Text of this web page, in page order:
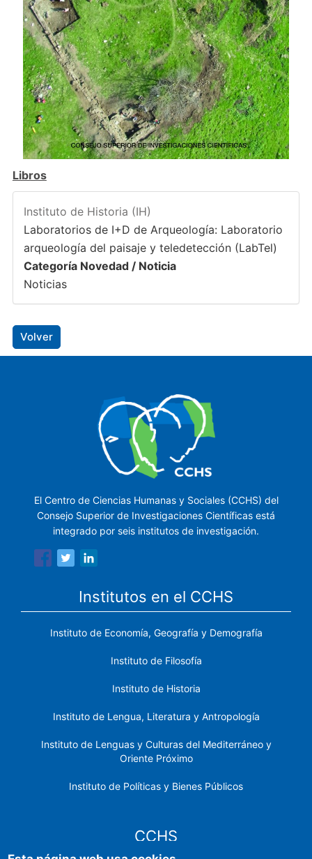
Libros
Instituto de Historia (IH)
Laboratorios de I+D de Arqueología: Laboratorio
arqueología del paisaje y teledetección (LabTel)
Categoría Novedad / Noticia
Noticias
Volver
El Centro de Ciencias Humanas y Sociales (CCHS) del
Consejo Superior de Investigaciones Científicas está
integrado por seis institutos de investigación.
Institutos en el CCHS
Instituto de Economía, Geografía y Demografía
Instituto de Filosofía
Instituto de Historia
Instituto de Lengua, Literatura y Antropología
Instituto de Lenguas y Culturas del Mediterráneo y
Oriente Próximo
Instituto de Políticas y Bienes Públicos
CCHS